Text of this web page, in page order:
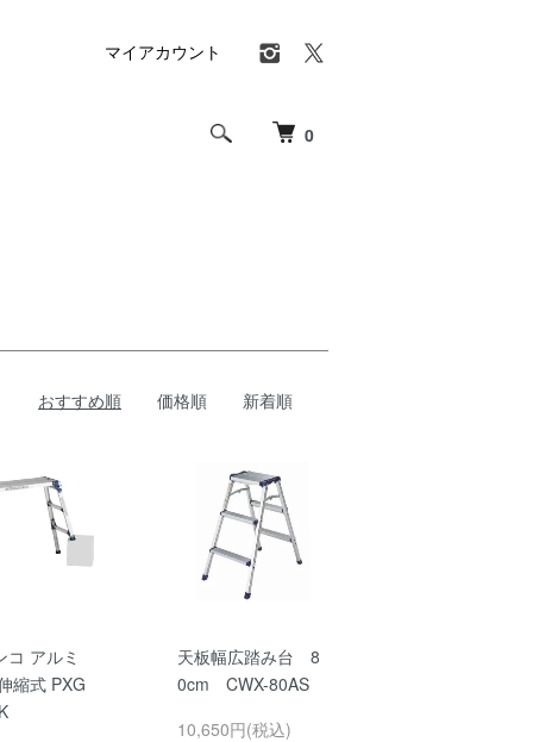
0
マイアカウント
おすすめ順 価格順 新着順
コ アルミ
縮式 PXG
天板幅広踏み台 8
0cm CWX-80AS
10,650円(税込)